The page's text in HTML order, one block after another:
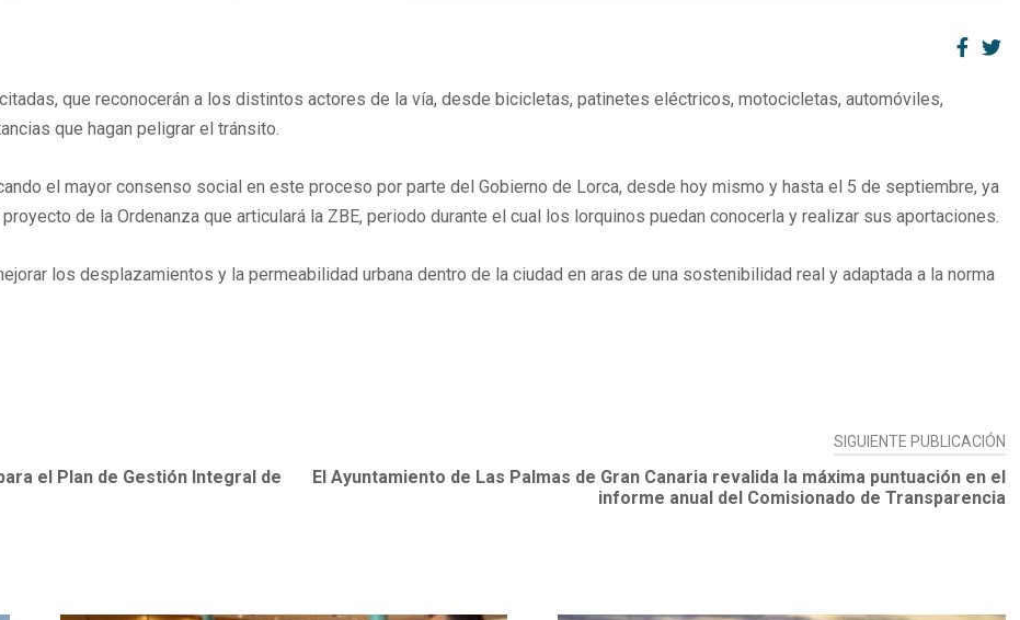
que reconocerán a los distintos actores de la vía, desde bicicletas, patinetes eléctricos, motocicletas, automóviles,
que hagan peligrar el tránsito.
el mayor consenso social en este proceso por parte del Gobierno de Lorca, desde hoy mismo y hasta el 5 de septiembre, ya
de la Ordenanza que articulará la ZBE, periodo durante el cual los lorquinos puedan conocerla y realizar sus aportaciones.
los desplazamientos y la permeabilidad urbana dentro de la ciudad en aras de una sostenibilidad real y adaptada a la norma
el Plan de Gestión Integral de
SIGUIENTE PUBLICACIÓN
El Ayuntamiento de Las Palmas de Gran Canaria revalida la máxima puntuación en el
informe anual del Comisionado de Transparencia